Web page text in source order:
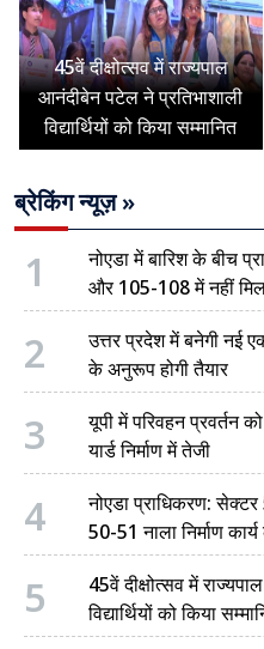
45वें दीक्षोत्सव में राज्यपाल
आनंदीबेन पटेल ने प्रतिभाशाली
विद्यार्थियों को किया सम्मानित
ब्रेकिंग न्यूज़ »
1
नोएडा में बारिश के बीच
और 105-108 में नहीं
2
उत्तर प्रदेश में बनेगी नई
के अनुरूप होगी तैयार
3
यूपी में परिवहन प्रवर्तन
यार्ड निर्माण में तेजी
4
नोएडा प्राधिकरण:
50-51 नाला निर्माण
5
45वें दीक्षोत्सव में
विद्यार्थियों को किया